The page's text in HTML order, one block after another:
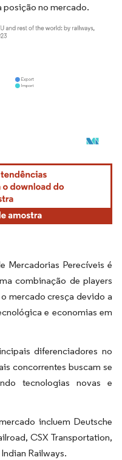
posição no mercado.
atribuição conforme CC BY 4.0.
Mercadorias Perecíveis é
combinação de players
mercado cresça devido a
e economias em
diferenciadores no
concorrentes buscam se
tecnologias novas e
incluem Deutsche
CSX Transportation,
Railways.